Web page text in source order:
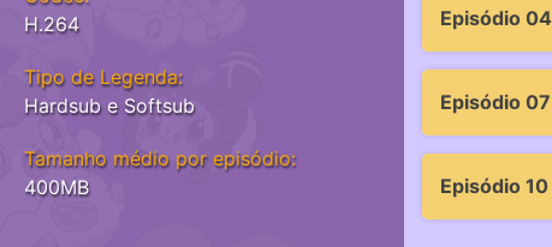
H.264
Tipo de Legenda:
Hardsub e Softsub
Tamanho médio por episódio:
400MB
Episódio 04
Episódio 07
Episódio 10